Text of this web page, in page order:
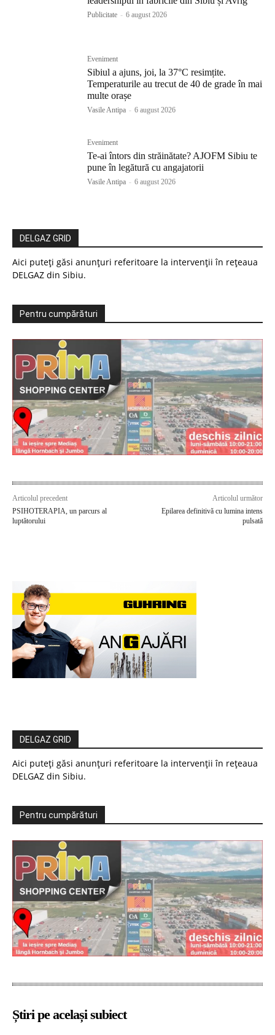
Publicitate - 6 august 2026
Eveniment
Sibiul a ajuns, joi, la 37°C resimțite.
Temperaturile au trecut de 40 de grade în mai
multe orașe
Vasile Antipa - 6 august 2026
Eveniment
Te-ai întors din străinătate? AJOFM Sibiu te
pune în legătură cu angajatorii
Vasile Antipa - 6 august 2026
DELGAZ GRID
Aici puteți găsi anunțuri referitoare la intervenții în rețeaua
DELGAZ din Sibiu.
Pentru cumpărături
Articolul precedent
PSIHOTERAPIA, un parcurs al
luptătorului
Articolul următor
Epilarea definitivă cu lumina intens
pulsată
DELGAZ GRID
Aici puteți găsi anunțuri referitoare la intervenții în rețeaua
DELGAZ din Sibiu.
Pentru cumpărături
Știri pe același subiect